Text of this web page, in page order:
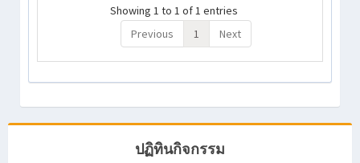
Showing 1 to 1 of 1 entries
Previous
1 Next
ปฏิทินกิจกรรม